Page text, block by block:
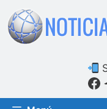
Saltar
contenido